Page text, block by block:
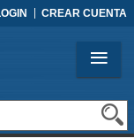
CREAR CUENTA